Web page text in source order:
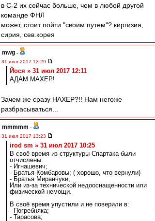
в С-2 их сейчас больше, чем в любой другой
команде ФНЛ
может, стоит пойти "своим путем"? киргизия,
сирия, сев.корея
mwg -
31 июл 2017 13:29
Йося » 31 июл 2017 12:11
АДАМ МАХЕР!
Зачем же сразу НАХЕР?!! Нам негоже
разбрасываться...
mmmmm -
31 июл 2017 13:23
irod sm » 31 июл 2017 10:25
В своё время из структуры Спартака были
отчислены:
- Игнашевич;
- Братья Комбаровы; ( хорошо, что вернули)
- Братья Миранчуки;
Или из-за технической недооснащенности или
физической немощи.
В своё время упустили и не поверили в:
- Погребняка;
- Тарасова;